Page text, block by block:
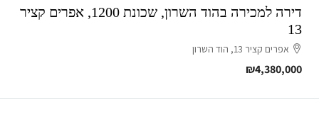
דירה למכירה בהוד השרון, שכונת 1200, אפרים קציר
13
אפרים קציר 13, הוד השרון
₪4,380,000